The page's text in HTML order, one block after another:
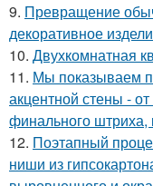
9. Превращение
декоративное
10. Двухкомнатная
11. Мы показываем
акцентной стены -
финального штриха,
12. Поэтапный
ниши из